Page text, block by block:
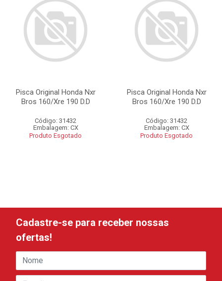
Pisca Original Honda Nxr
Bros 160/Xre 190 D.D
Código: 31432
Embalagem: CX
Produto Esgotado
Pisca Original Honda Nxr
Bros 160/Xre 190 D.D
Código: 31432
Embalagem: CX
Produto Esgotado
Cadastre-se para receber nossas
ofertas!